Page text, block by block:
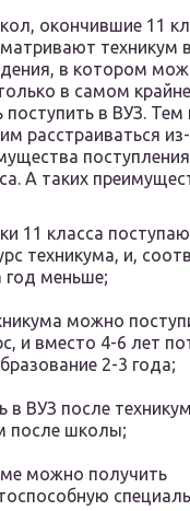
окончившие 11
техникум
в котором
в самом
поступить в ВУЗ.
расстраиваться
А таких
11 класса
техникума, и,
год меньше;
можно
и вместо 4-6 лет
2-3 года;
в ВУЗ после
после школы;
можно получить